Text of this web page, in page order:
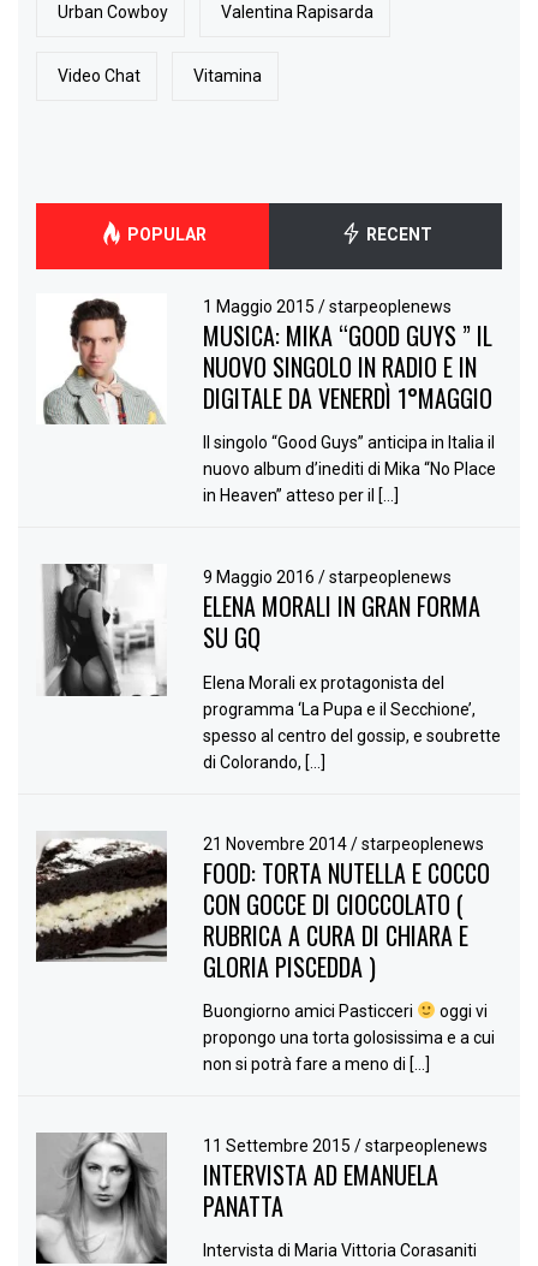
Urban Cowboy Valentina Rapisarda
Video Chat Vitamina
POPULAR RECENT
1 Maggio 2015/ starpeoplenews
MUSICA: MIKA “GOOD GUYS ” IL
NUOVO SINGOLO IN RADIO E IN
DIGITALE DA VENERDÌ 1°MAGGIO
Il singolo “Good Guys” anticipa in Italia il
nuovo album d’inediti di Mika “No Place
in Heaven” atteso per il […]
9 Maggio 2016/ starpeoplenews
ELENA MORALI IN GRAN FORMA
SU GQ
Elena Morali ex protagonista del
programma ‘La Pupa e il Secchione’,
spesso al centro del gossip, e soubrette
di Colorando, […]
21 Novembre 2014/ starpeoplenews
FOOD: TORTA NUTELLA E COCCO
CON GOCCE DI CIOCCOLATO (
RUBRICA A CURA DI CHIARA E
GLORIA PISCEDDA )
Buongiorno amici Pasticceri
oggi vi
propongo una torta golosissima e a cui
non si potrà fare a meno di […]
11 Settembre 2015/ starpeoplenews
INTERVISTA AD EMANUELA
PANATTA
Intervista di Maria Vittoria Corasaniti